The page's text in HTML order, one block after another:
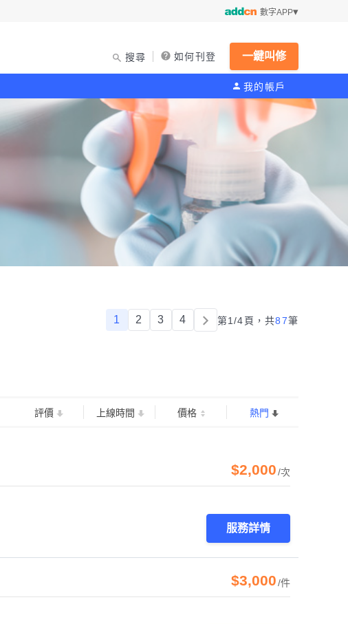
數字APP
搜尋 如何刊登 一鍵叫修
我的帳戶
1 2 3 4 第1/4頁， 共87筆
評價 上線時間 價格 熱門
$2,000/次
服務詳情
$3,000/件